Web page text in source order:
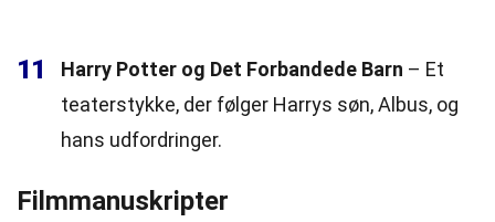
11 Harry Potter og Det Forbandede Barn – Et
teaterstykke, der følger Harrys søn, Albus, og
hans udfordringer.
Filmmanuskripter